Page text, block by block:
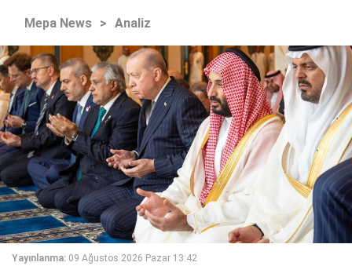
Mepa News > Analiz
Yayınlanma: 09 Ağustos 2026 Pazar 13:42